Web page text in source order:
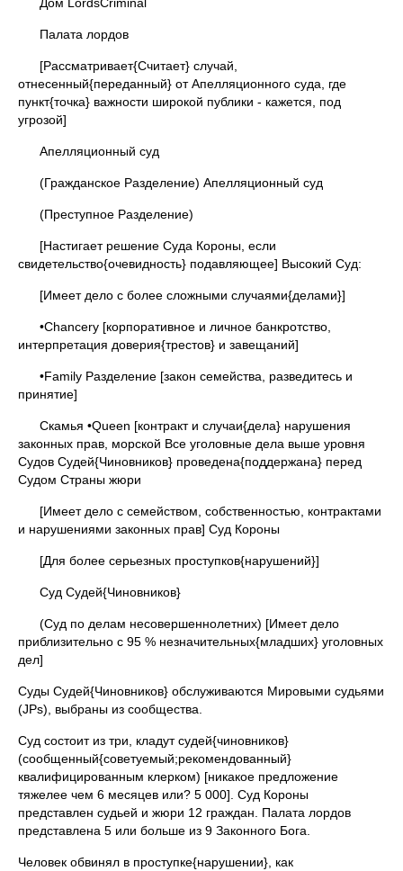
Палата лордов
[Рассматривает{Считает} случай,
отнесенный{переданный} от Апелляционного суда, где
пункт{точка} важности широкой публики - кажется, под
угрозой]
Апелляционный суд
(Гражданское Разделение) Апелляционный суд
(Преступное Разделение)
[Настигает решение Суда Короны, если
свидетельство{очевидность} подавляющее] Высокий Суд:
[Имеет дело с более сложными случаями{делами}]
•Chancery [корпоративное и личное банкротство,
интерпретация доверия{трестов} и завещаний]
•Family Разделение [закон семейства, разведитесь и
принятие]
Скамья •Queen [контракт и случаи{дела} нарушения
законных прав, морской Все уголовные дела выше уровня
Судов Судей{Чиновников} проведена{поддержана} перед
Судом Страны жюри
[Имеет дело с семейством, собственностью, контрактами
и нарушениями законных прав] Суд Короны
[Для более серьезных проступков{нарушений}]
Суд Судей{Чиновников}
(Суд по делам несовершеннолетних) [Имеет дело
приблизительно с 95 % незначительных{младших} уголовных
дел]
Суды Судей{Чиновников} обслуживаются Мировыми судьями
(JPs), выбраны из сообщества.
Суд состоит из три, кладут судей{чиновников}
(сообщенный{советуемый;рекомендованный}
квалифицированным клерком) [никакое предложение
тяжелее чем 6 месяцев или? 5 000]. Суд Короны
представлен судьей и жюри 12 граждан. Палата лордов
представлена 5 или больше из 9 Законного Бога.
Человек обвинял в проступке{нарушении}, как